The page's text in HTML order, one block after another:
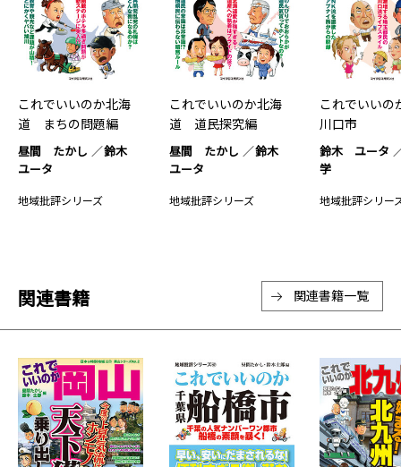
これでいいのか北海
道 まちの問題編
昼間 たかし
鈴木
ユータ
地域批評シリーズ
これでいいのか北海
道 道民探究編
昼間 たかし
鈴木
ユータ
地域批評シリーズ
これでいいの
川口市
鈴木 ユータ
学
地域批評シリー
関連書籍 関連書籍一覧